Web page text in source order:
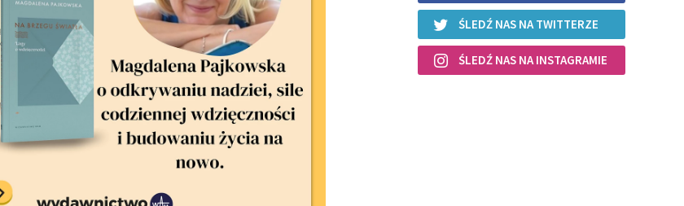
ŚLEDŹ NAS NA TWITTERZE
ŚLEDŹ NAS NA INSTAGRAMIE